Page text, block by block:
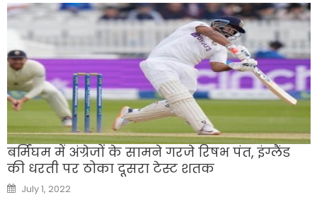
बर्मिंघम में अंग्रेजों के सामने गरजे रिषभ पंत, इंग्लैंड
की धरती पर ठोका दूसरा टेस्ट शतक
Posted
on
July 1, 2022